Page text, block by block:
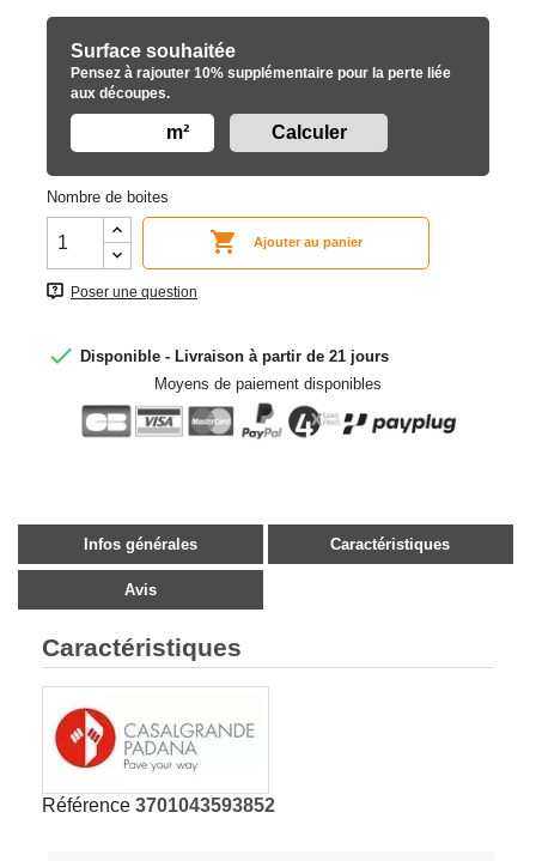
Surface souhaitée
Pensez à rajouter 10% supplémentaire pour la perte liée
aux découpes.
m²
Nombre de boites
 Ajouter au panier
Poser une question
 Disponible - Livraison à partir de 21 jours
Moyens de paiement disponibles
Infos générales Caractéristiques
Avis
Caractéristiques
Référence 3701043593852